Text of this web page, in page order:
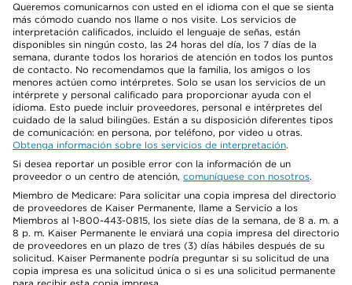
Queremos comunicarnos con usted en el idioma con el que se sienta
más cómodo cuando nos llame o nos visite. Los servicios de
interpretación calificados, incluido el lenguaje de señas, están
disponibles sin ningún costo, las 24 horas del día, los 7 días de la
semana, durante todos los horarios de atención en todos los puntos
de contacto. No recomendamos que la familia, los amigos o los
menores actúen como intérpretes. Solo se usan los servicios de un
intérprete y personal calificado para proporcionar ayuda con el
idioma. Esto puede incluir proveedores, personal e intérpretes del
cuidado de la salud bilingües. Están a su disposición diferentes tipos
de comunicación: en persona, por teléfono, por video u otras.
Obtenga información sobre los servicios de interpretación.
Si desea reportar un posible error con la información de un
proveedor o un centro de atención, comuníquese con nosotros.
Miembro de Medicare: Para solicitar una copia impresa del directorio
de proveedores de Kaiser Permanente, llame a Servicio a los
Miembros al 1-800-443-0815, los siete días de la semana, de 8 a. m. a
8 p. m. Kaiser Permanente le enviará una copia impresa del directorio
de proveedores en un plazo de tres (3) días hábiles después de su
solicitud. Kaiser Permanente podría preguntar si su solicitud de una
copia impresa es una solicitud única o si es una solicitud permanente